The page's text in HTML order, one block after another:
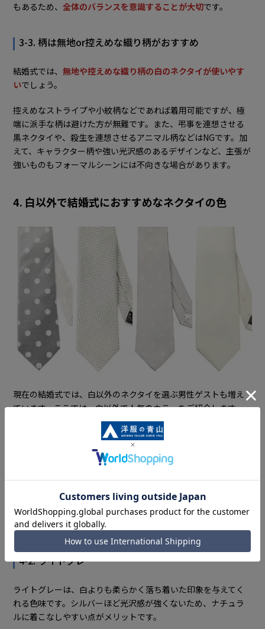
もあるため、全体のバランスを意識することが大切です。
3-3. 柄は無地or控えめな織り柄がおすすめ
結婚式では、無地や控えめな織り柄の白のネクタイが使いやす
いでしょう。
控えめなストライプや小紋柄などであれば着用可能ですが、極
端に派手な柄は避けた方が無難です。また、弔事を連想させる
黒ネクタイや、殺生を連想させるアニマル柄などはNGです。加
えて、キャラクター柄や強い光沢感のあるデザインなど、主張が
強いものもフォーマルシーンには不向きな場合があります。
4. 白以外で結婚式におすすめなネクタイの色
現在の結婚式では、白以外のネクタイを選ぶ男性ゲストも増え
ています。ここでは、白以外で人気のカラーをご紹介します。
上品な華やかさがあり、親族・一般ゲスト問わず合わせやすい
カラーとして人気があります。迷った場合は、まずシルバー系
を選べば失敗しにくいでしょう。
4-2. ライトグレー
ライトグレーは、白よりも柔らかく落ち着いた印象を与えてく
れる色味です。シルバーほど光沢感が強くないため、ナチュラ
ルに着こなしやすい点がメリットです。